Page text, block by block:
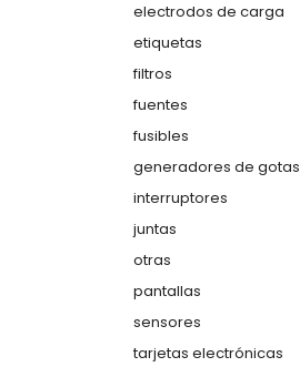
electrodos de carga
etiquetas
filtros
fuentes
fusibles
generadores de gotas
interruptores
juntas
otras
pantallas
sensores
tarjetas electrónicas